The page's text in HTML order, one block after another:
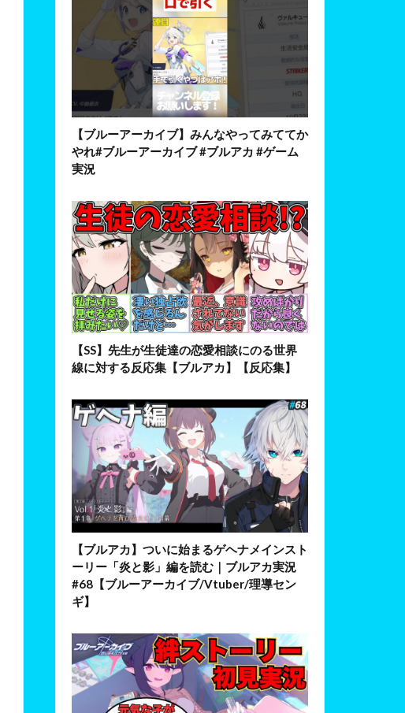
【ブルーアーカイブ】みんなやってみててか
やれ#ブルーアーカイブ #ブルアカ #ゲーム
実況
【SS】先生が生徒達の恋愛相談にのる世界
線に対する反応集【ブルアカ】【反応集】
【ブルアカ】ついに始まるゲヘナメインスト
ーリー「炎と影」編を読む｜ブルアカ実況
#68【ブルーアーカイブ/Vtuber/理導セン
ギ】